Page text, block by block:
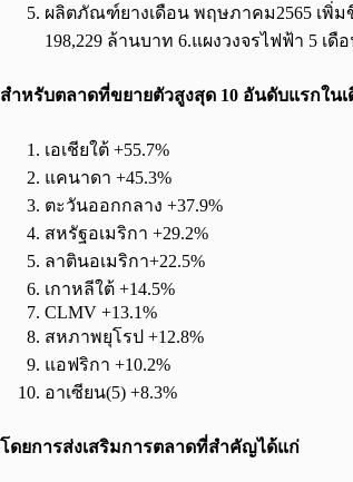
ผลิตภัณฑ์ยางเดือน พฤษภาคม2565 เพิ่ม
198,229 ล้านบาท 6.แผงวงจรไฟฟ้า 5 เ
สำหรับตลาดที่ขยายตัวสูงสุด 10 อันดับแรกใน
เอเชียใต้ +55.7%
แคนาดา +45.3%
ตะวันออกกลาง +37.9%
สหรัฐอเมริกา +29.2%
ลาตินอเมริกา+22.5%
เกาหลีใต้ +14.5%
CLMV +13.1%
สหภาพยุโรป +12.8%
แอฟริกา +10.2%
อาเซียน(5) +8.3%
โดยการส่งเสริมการตลาดที่สำคัญได้แก่